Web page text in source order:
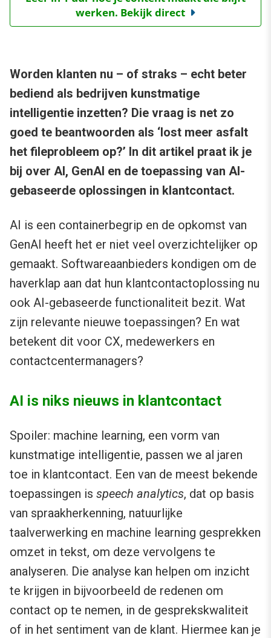
werken. Bekijk direct
Worden klanten nu – of straks – echt beter
bediend als bedrijven kunstmatige
intelligentie inzetten? Die vraag is net zo
goed te beantwoorden als ‘lost meer asfalt
het fileprobleem op?’ In dit artikel praat ik je
bij over AI, GenAI en de toepassing van AI-
gebaseerde oplossingen in klantcontact.
AI is een containerbegrip en de opkomst van
GenAI heeft het er niet veel overzichtelijker op
gemaakt. Softwareaanbieders kondigen om de
haverklap aan dat hun klantcontactoplossing nu
ook AI-gebaseerde functionaliteit bezit. Wat
zijn relevante nieuwe toepassingen? En wat
betekent dit voor CX, medewerkers en
contactcentermanagers?
AI is niks nieuws in klantcontact
Spoiler: machine learning, een vorm van
kunstmatige intelligentie, passen we al jaren
toe in klantcontact. Een van de meest bekende
toepassingen is speech analytics, dat op basis
van spraakherkenning, natuurlijke
taalverwerking en machine learning gesprekken
omzet in tekst, om deze vervolgens te
analyseren. Die analyse kan helpen om inzicht
te krijgen in bijvoorbeeld de redenen om
contact op te nemen, in de gesprekskwaliteit
of in het sentiment van de klant. Hiermee kan je